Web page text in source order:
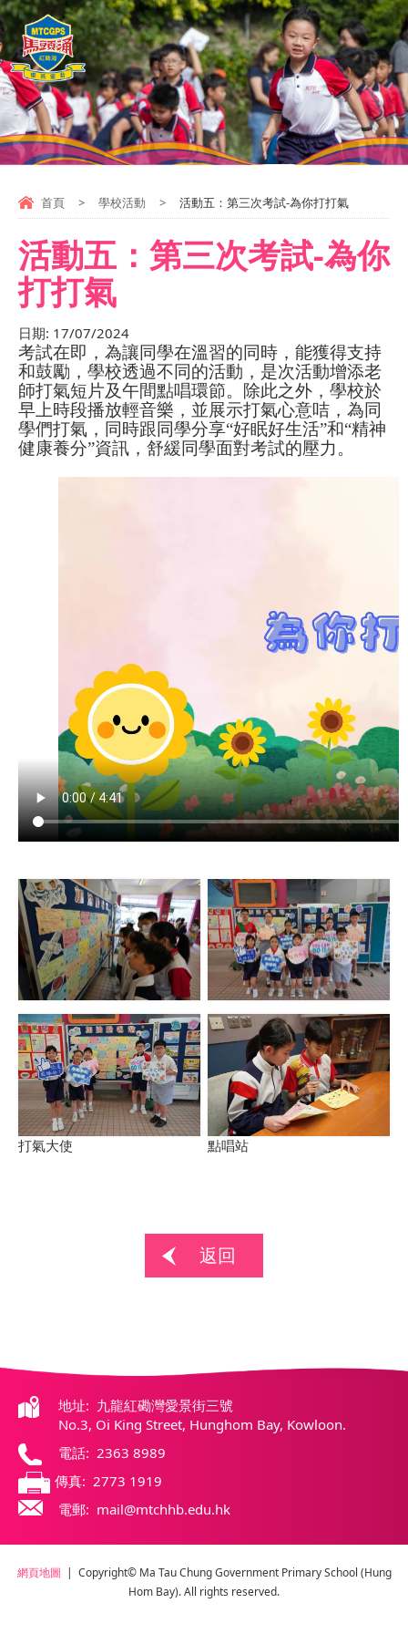
首頁 > 學校活動 > 活動五：第三次考試-為你打打氣
活動五：第三次考試-為你
打打氣
日期: 17/07/2024
考試在即，為讓同學在溫習的同時，能獲得支持
和鼓勵，學校透過不同的活動 ，是次活動增添老
師打氣短片及午間點唱環節。除此之外，學校於
早上時段播放輕音樂，並展示打氣心意咭， 為同
學們打氣 ，同時跟同學分享“好眠好生活”和“精神
健康養分”資訊， 舒緩同學面對考試的壓力 。
打氣大使 點唱站
返回
地址: 九龍紅磡灣愛景街三號
No.3, Oi King Street, Hunghom Bay, Kowloon.
電話: 2363 8989
傳真: 2773 1919
電郵: mail@mtchhb.edu.hk
網頁地圖 | Copyright© Ma Tau Chung Government Primary School (Hung
Hom Bay). All rights reserved.